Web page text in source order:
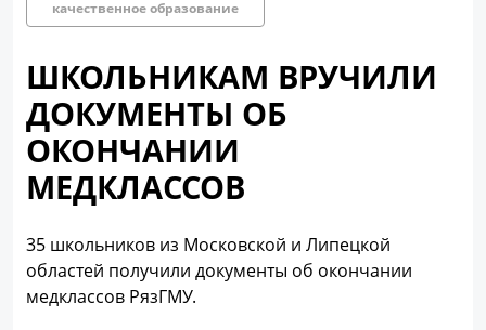
качественное образование
ШКОЛЬНИКАМ ВРУЧИЛИ
ДОКУМЕНТЫ ОБ
ОКОНЧАНИИ
МЕДКЛАССОВ
35 школьников из Московской и Липецкой
областей получили документы об окончании
медклассов РязГМУ.